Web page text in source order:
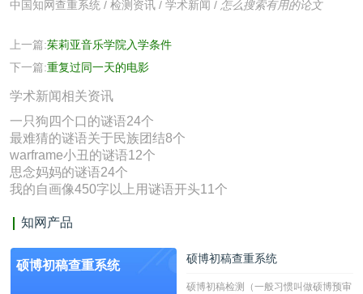
中国知网查重系统 / 检测资讯 / 学术新闻 / 怎么搜索有用的论文
上一篇:茱莉亚音乐学院入学条件
下一篇:重复过同一天的电影
学术新闻相关资讯
一只狗四个口的谜语24个
最难猜的谜语关于民族团结8个
warframe小丑的谜语12个
思念妈妈的谜语24个
我的自画像450字以上用谜语开头11个
知网产品
硕博初稿查重系统 硕博初稿查重系统
硕博初稿检测（一般习惯叫做硕博预审